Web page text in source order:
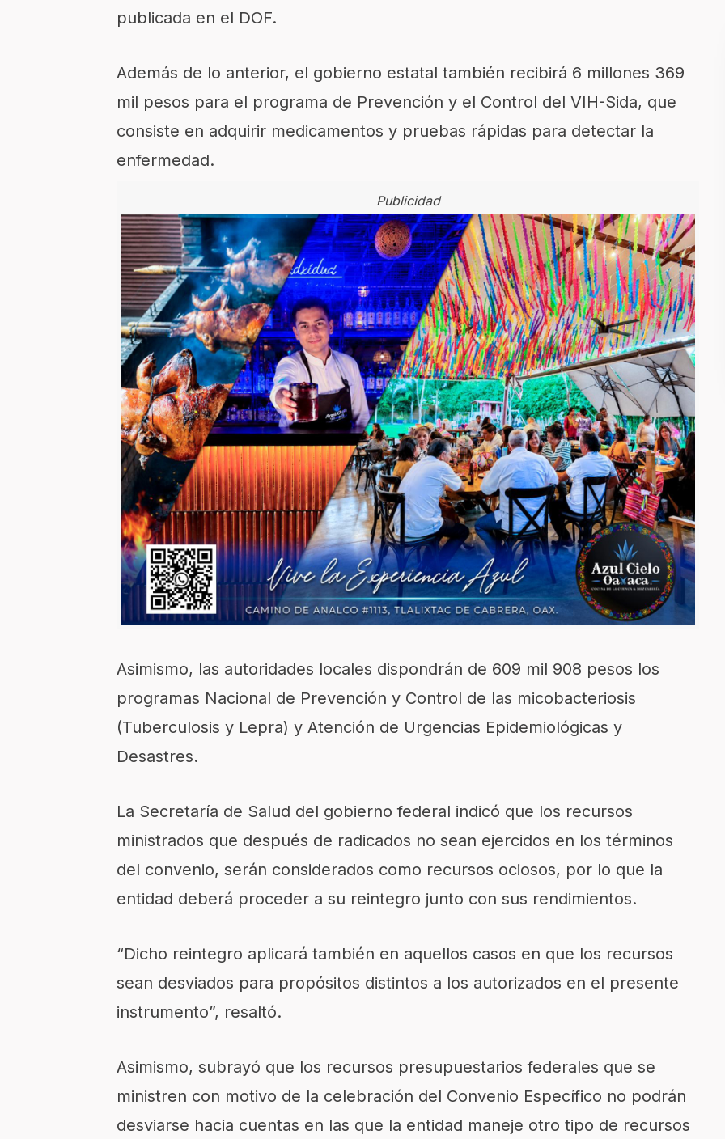
publicada en el DOF.
Además de lo anterior, el gobierno estatal también recibirá 6 millones 369
mil pesos para el programa de Prevención y el Control del VIH-Sida, que
consiste en adquirir medicamentos y pruebas rápidas para detectar la
enfermedad.
Publicidad
Asimismo, las autoridades locales dispondrán de 609 mil 908 pesos los
programas Nacional de Prevención y Control de las micobacteriosis
(Tuberculosis y Lepra) y Atención de Urgencias Epidemiológicas y
Desastres.
La Secretaría de Salud del gobierno federal indicó que los recursos
ministrados que después de radicados no sean ejercidos en los términos
del convenio, serán considerados como recursos ociosos, por lo que la
entidad deberá proceder a su reintegro junto con sus rendimientos.
“Dicho reintegro aplicará también en aquellos casos en que los recursos
sean desviados para propósitos distintos a los autorizados en el presente
instrumento”, resaltó.
Asimismo, subrayó que los recursos presupuestarios federales que se
ministren con motivo de la celebración del Convenio Específico no podrán
desviarse hacia cuentas en las que la entidad maneje otro tipo de recursos